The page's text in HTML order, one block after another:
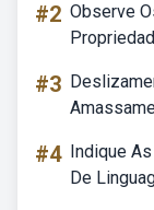
#2 Observe
#3
#4 Indique
De